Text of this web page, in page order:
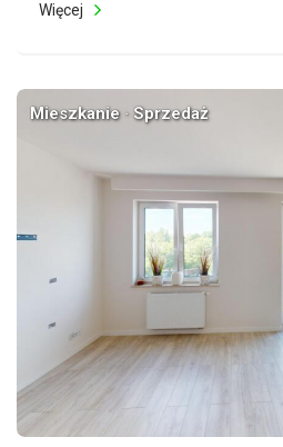
Więcej
Mieszkanie · Sprzedaż